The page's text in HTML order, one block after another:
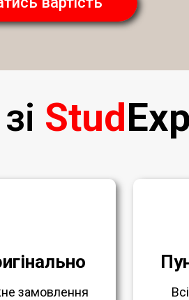
Stud
замовлення